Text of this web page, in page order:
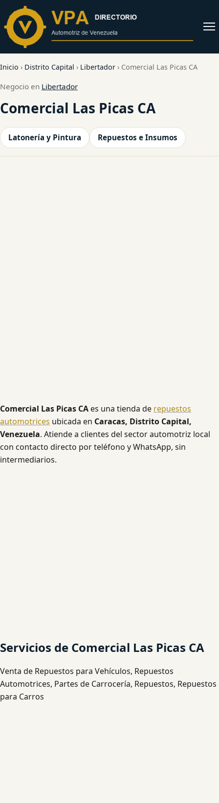
contenido
Abrir
Inicio › Distrito Capital › Libertador › Comercial Las Picas CA
Negocio en Libertador
Comercial Las Picas CA
Latonería y Pintura Repuestos e Insumos
Comercial Las Picas CAes una tienda de repuestos
automotrices ubicada en Caracas, Distrito Capital,
Venezuela. Atiende a clientes del sector automotriz local
con contacto directo por teléfono y WhatsApp, sin
intermediarios.
Servicios de Comercial Las Picas CA
Venta de Repuestos para Vehículos, Repuestos
Automotrices, Partes de Carrocería, Repuestos, Repuestos
para Carros